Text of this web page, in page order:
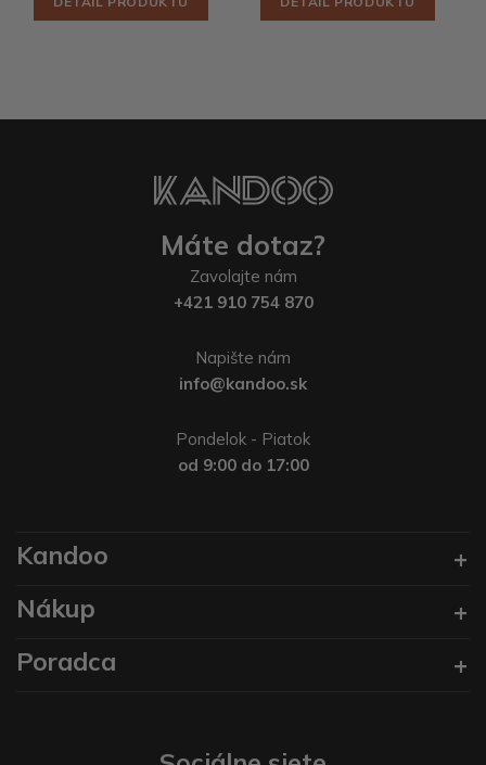
Máte dotaz?
Zavolajte nám
+421 910 754 870
Napište nám
info@kandoo.sk
Pondelok - Piatok
od 9:00 do 17:00
Kandoo
Nákup
Poradca